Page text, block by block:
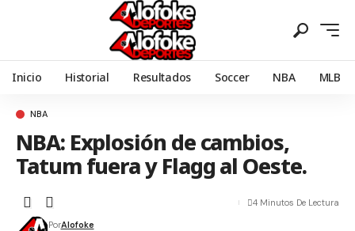
Inicio Historial Resultados Soccer NBA MLB
NBA
NBA: Explosión de cambios,
Tatum fuera y Flagg al Oeste.
PorAlofoke
4 Minutos De Lectura